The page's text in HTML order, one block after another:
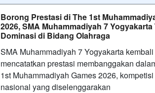
Borong Prestasi di The 1st
2026, SMA Muhammadiyah 7
Dominasi di Bidang Olahraga
SMA Muhammadiyah 7 Yogyakarta kembali
mencatatkan prestasi membanggakan
1st Muhammadiyah Games 2026,
nasional yang diselenggarakan